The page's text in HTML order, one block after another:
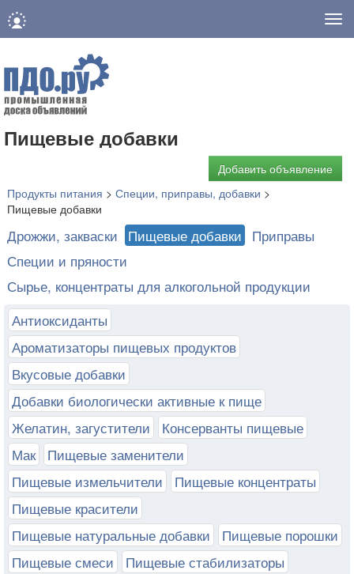
Пищевые добавки
Добавить объявление
Продукты питания > Специи, приправы, добавки >
Пищевые добавки
Дрожжи, закваски Пищевые добавки Приправы
Специи и пряности
Сырье, концентраты для алкогольной продукции
Антиоксиданты
Ароматизаторы пищевых продуктов
Вкусовые добавки
Добавки биологически активные к пище
Желатин, загустители
Консерванты пищевые
Мак
Пищевые заменители
Пищевые измельчители
Пищевые концентраты
Пищевые красители
Пищевые натуральные добавки
Пищевые порошки
Пищевые смеси
Пищевые стабилизаторы